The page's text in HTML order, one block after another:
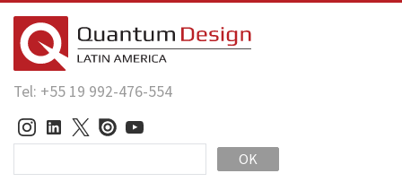
Tel: +55 19 992-476-554
OK